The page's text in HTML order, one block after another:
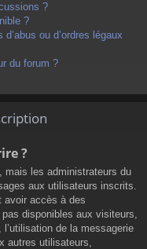
?
?
ou d’ordres légaux
du forum ?
?
mais les administrateurs du
aux utilisateurs inscrits.
avoir accès à des
disponibles aux visiteurs,
l’utilisation de la messagerie
autres utilisateurs,